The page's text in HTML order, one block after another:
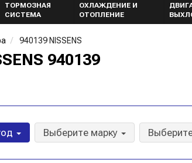
ТОРМОЗНАЯ
СИСТЕМА
ОХЛАЖДЕНИЕ И
ОТОПЛЕНИЕ
940139 NISSENS
940139
Выберите марку